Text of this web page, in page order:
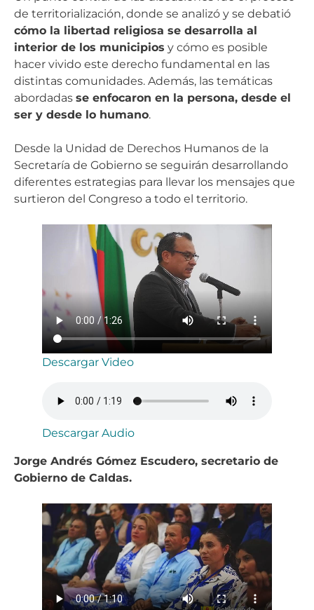
de territorialización, donde se analizó y se debatió
cómo la libertad religiosa se desarrolla al
interior de los municipios y cómo es posible
hacer vivido este derecho fundamental en las
distintas comunidades. Además, las temáticas
abordadas se enfocaron en la persona, desde el
ser y desde lo humano.
Desde la Unidad de Derechos Humanos de la
Secretaría de Gobierno se seguirán desarrollando
diferentes estrategias para llevar los mensajes que
surtieron del Congreso a todo el territorio.
Descargar Video
Descargar Audio
Jorge Andrés Gómez Escudero, secretario de
Gobierno de Caldas.